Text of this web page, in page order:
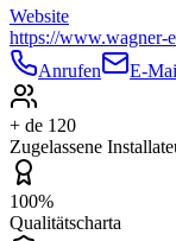
Website
https://www.wagner-
Anrufen
E-
+ de 120
Zugelassene
100%
Qualitätscharta